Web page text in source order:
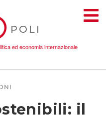
POLI
ed economia internazionale
il